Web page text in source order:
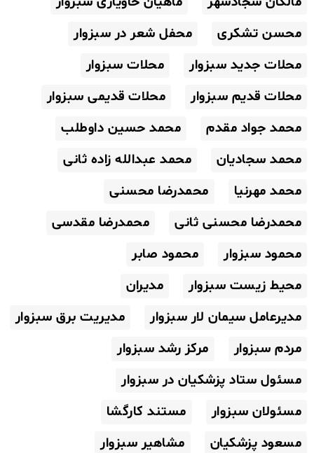
محسن تشکری
محفل شعر در سبزوار
محلات جدید سبزوار
محلات سبزوار
محلات قدیم سبزوار
محلات قدیمی سبزوار
محمد جواد مقدم
محمد حسین داوطلب
محمد سجادیان
محمد عبدالله زاده ثانی
محمد مهرنیا
محمدرضا محسنی
محمدرضا محسنی ثانی
محمدرضا مقدسی
محمود سبزوار
محمود صابر
محیط زیست سبزوار
مدیران
مدیرعامل سیمان لار سبزوار
مدیریت برق سبزوار
مردم سبزوار
مرکز رشد سبزوار
مسئول ستاد پزشکیان در سبزوار
مسئولان سبزوار
مستند کارگشا
مسعود پزشکیان
مشاهیر سبزوار